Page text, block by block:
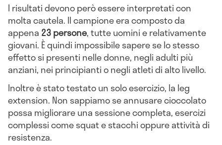
I risultati devono però essere interpretati con
molta cautela. Il campione era composto da
appena 23 persone, tutte uomini e relativamente
giovani. È quindi impossibile sapere se lo stesso
effetto si presenti nelle donne, negli adulti più
anziani, nei principianti o negli atleti di alto livello.
Inoltre è stato testato un solo esercizio, la leg
extension. Non sappiamo se annusare cioccolato
possa migliorare una sessione completa, esercizi
complessi come squat e stacchi oppure attività di
resistenza.